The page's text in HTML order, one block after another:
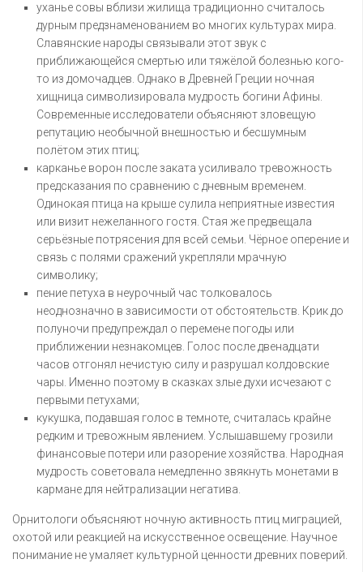
уханье совы вблизи жилища традиционно считалось
дурным предзнаменованием во многих культурах мира.
Славянские народы связывали этот звук с
приближающейся смертью или тяжёлой болезнью кого-
то из домочадцев. Однако в Древней Греции ночная
хищница символизировала мудрость богини Афины.
Современные исследователи объясняют зловещую
репутацию необычной внешностью и бесшумным
полётом этих птиц;
карканье ворон после заката усиливало тревожность
предсказания по сравнению с дневным временем.
Одинокая птица на крыше сулила неприятные известия
или визит нежеланного гостя. Стая же предвещала
серьёзные потрясения для всей семьи. Чёрное оперение и
связь с полями сражений укрепляли мрачную
символику;
пение петуха в неурочный час толковалось
неоднозначно в зависимости от обстоятельств. Крик до
полуночи предупреждал о перемене погоды или
приближении незнакомцев. Голос после двенадцати
часов отгонял нечистую силу и разрушал колдовские
чары. Именно поэтому в сказках злые духи исчезают с
первыми петухами;
кукушка, подавшая голос в темноте, считалась крайне
редким и тревожным явлением. Услышавшему грозили
финансовые потери или разорение хозяйства. Народная
мудрость советовала немедленно звякнуть монетами в
кармане для нейтрализации негатива.
Орнитологи объясняют ночную активность птиц миграцией,
охотой или реакцией на искусственное освещение. Научное
понимание не умаляет культурной ценности древних поверий.